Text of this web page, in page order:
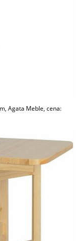
Agata Meble, cena: